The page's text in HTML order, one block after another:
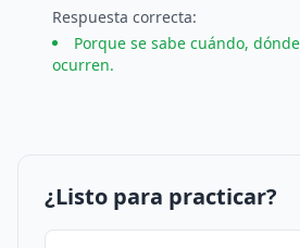
Respuesta correcta:
Porque se sabe cuándo,
ocurren.
¿Listo para practicar?